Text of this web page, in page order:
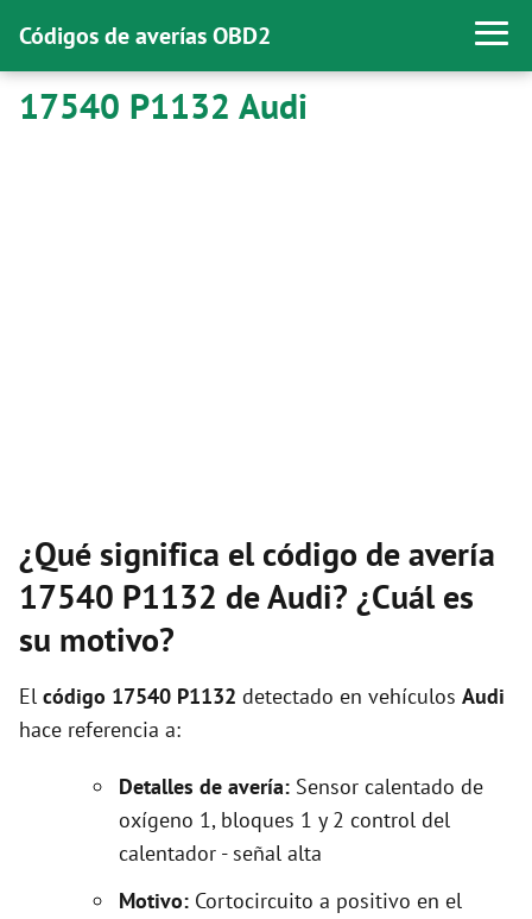
Códigos de averías OBD2
17540 P1132 Audi
¿Qué significa el código de avería
17540 P1132 de Audi? ¿Cuál es
su motivo?
El código 17540 P1132 detectado en vehículos Audi
hace referencia a:
Detalles de avería: Sensor calentado de
oxígeno 1, bloques 1 y 2 control del
calentador - señal alta
Motivo: Cortocircuito a positivo en el